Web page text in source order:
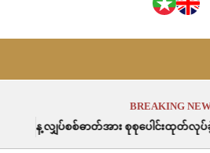
BREAKING
း စုစုပေါင်းထုတ်လုပ်ခဲ့မှုမှာ (၆၉၉၆၈.၇) မဂ္ဂ